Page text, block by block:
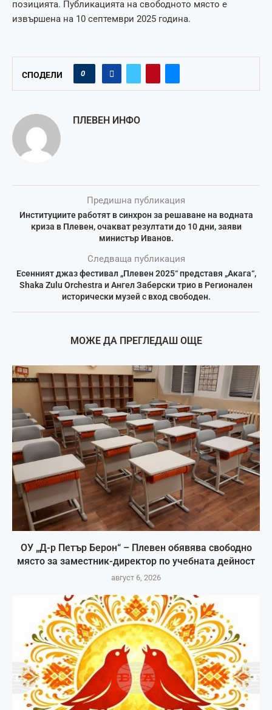
позицията. Публикацията на свободното място е
извършена на 10 септември 2025 година.
СПОДЕЛИ 0
ПЛЕВЕН ИНФО
Предишна публикация
Институциите работят в синхрон за решаване на водната
криза в Плевен, очакват резултати до 10 дни, заяви
министър Иванов.
Следваща публикация
Есенният джаз фестивал „Плевен 2025“ представя „Акага“,
Shaka Zulu Orchestra и Ангел Заберски трио в Регионален
исторически музей с вход свободен.
МОЖЕ ДА ПРЕГЛЕДАШ ОЩЕ
ОУ „Д-р Петър Берон“ – Плевен обявява свободно
място за заместник-директор по учебната дейност
август 6, 2026